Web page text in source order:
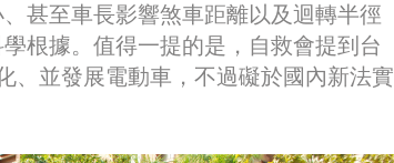
甚至車長影響煞車距離以及迴轉半徑
根據。值得一提的是，自救會提到台
、並發展電動車，不過礙於國內新法實